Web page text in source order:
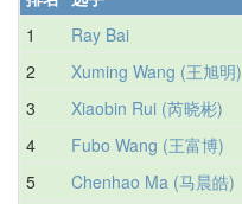
1
Ray Bai
2 Xuming Wang (王旭明)
3 Xiaobin Rui (芮晓彬)
4 Fubo Wang (王富博)
5 Chenhao Ma (马晨皓)